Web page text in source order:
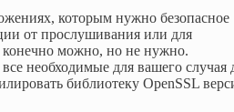
которым нужно безопасное
от прослушивания или для
конечно можно, но не нужно.
необходимые для вашего случая
библиотеку OpenSSL